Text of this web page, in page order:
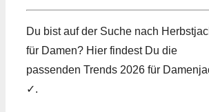
Du bist auf der Suche nach
für Damen? Hier findest Du die
passenden Trends 2026 für
✓.